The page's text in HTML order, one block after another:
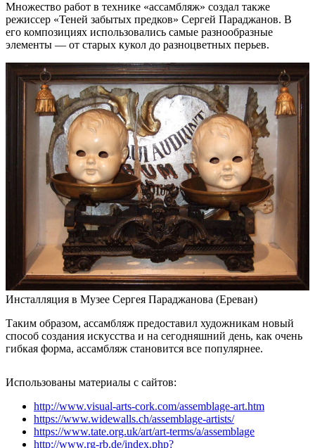
Множество работ в технике «ассамбляж» создал также
режиссер «Теней забытых предков» Сергей Параджанов. В
его композициях использовались самые разнообразные
элементы — от старых кукол до разноцветных перьев.
Инсталляция в Музее Сергея Параджанова (Ереван)
Таким образом, ассамбляж предоставил художникам новый
способ создания искусства и на сегодняшний день, как очень
гибкая форма, ассамбляж становится все популярнее.
Использованы материалы с сайтов:
http://www.visual-arts-cork.com/assemblage-art.htm
https://www.widewalls.ch/assemblage-artists/
https://www.tate.org.uk/art/art-terms/a/assemblage
http://www.rg-rb.de/index.php?